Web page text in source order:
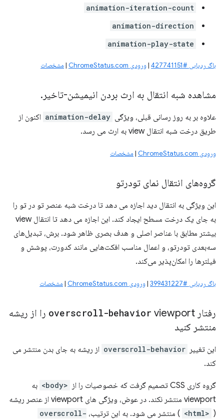
animation-iteration-count
animation-direction
animation-play-state
باگ ردیابی #427741151 |ورودی ChromeStatus.com | مشخصات
مشاهده شبه انتقال به ارث بردن انیمیشن-تاخیر .
علاوه بر به روز رسانی قبلی، ویژگی animation-delay اکنون از
طریق درخت شبه انتقال view به ارث می رسد.
ورودی ChromeStatus.com | مشخصات
گروه‌های انتقال نمای تودرتو
این ویژگی به انتقال دید اجازه می دهد تا درخت شبه عنصر تو در تو را
به جای یک درخت مسطح ایجاد کند. این اجازه می دهد تا انتقال view
بیشتر مطابق با عناصر اصلی و هدف بصری ظاهر شود. برش، تبدیل‌های
سه‌بعدی تودرتو، و اعمال مناسب افکت‌هایی مانند کدورت، پوشش و
فیلترها را امکان‌پذیر می‌کند.
باگ ردیابی #399431227 |ورودی ChromeStatus.com | مشخصات
رفتار overscroll-behavior viewport را از ریشه
منتشر کنید
این تغییر overscroll-behavior از ریشه به جای بدن منتشر می
کند.
گروه کاری CSS تصمیم گرفت که خصوصیات را از <body>
به
viewport منتشر نکند. در عوض، ویژگی های viewport از عنصر ریشه
(
<html> ) منتشر می شود. به این ترتیب، overscroll-